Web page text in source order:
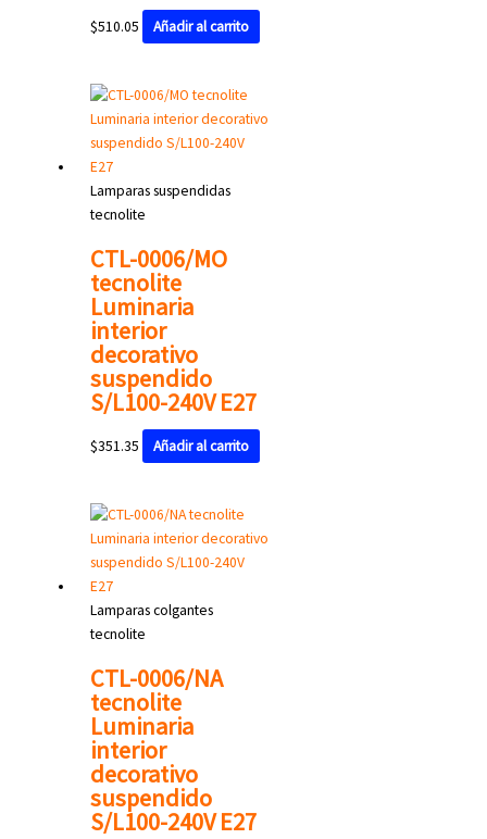
$510.05 Añadir al carrito
Lamparas suspendidas
tecnolite
CTL-0006/MO
tecnolite
Luminaria
interior
decorativo
suspendido
S/L100-240V E27
$351.35 Añadir al carrito
Lamparas colgantes
tecnolite
CTL-0006/NA
tecnolite
Luminaria
interior
decorativo
suspendido
S/L100-240V E27